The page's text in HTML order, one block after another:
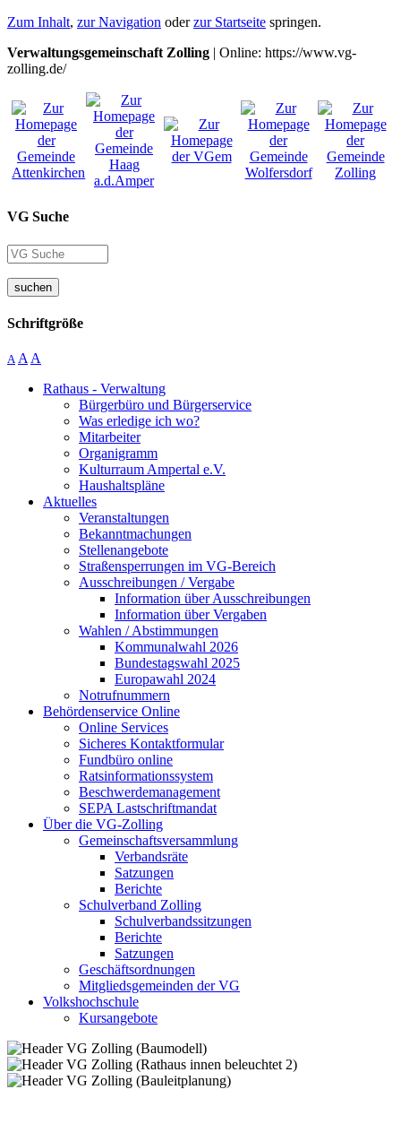
Zum Inhalt, zur Navigation oderzur Startseite springen.
Verwaltungsgemeinschaft Zolling | Online: https://www.vg-
zolling.de/
VG Suche
suchen
Schriftgröße
A A A
Rathaus - Verwaltung
Bürgerbüro und Bürgerservice
Was erledige ich wo?
Mitarbeiter
Organigramm
Kulturraum Ampertal e.V.
Haushaltspläne
Aktuelles
Veranstaltungen
Bekanntmachungen
Stellenangebote
Straßensperrungen im VG-Bereich
Ausschreibungen / Vergabe
Information über Ausschreibungen
Information über Vergaben
Wahlen / Abstimmungen
Kommunalwahl 2026
Bundestagswahl 2025
Europawahl 2024
Notrufnummern
Behördenservice Online
Online Services
Sicheres Kontaktformular
Fundbüro online
Ratsinformationssystem
Beschwerdemanagement
SEPA Lastschriftmandat
Über die VG-Zolling
Gemeinschaftsversammlung
Verbandsräte
Satzungen
Berichte
Schulverband Zolling
Schulverbandssitzungen
Berichte
Satzungen
Geschäftsordnungen
Mitgliedsgemeinden der VG
Volkshochschule
Kursangebote